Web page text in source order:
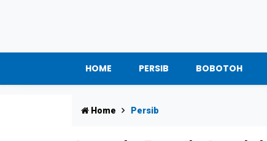
HOME PERSIB BOBOTOH
Home Persib